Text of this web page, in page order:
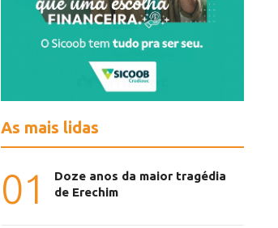
As mais lidas
01
Doze anos da maior tragédia
de Erechim